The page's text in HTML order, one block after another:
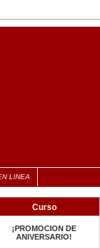
LINEA
Curso
¡PROMOCION DE
ANIVERSARIO!